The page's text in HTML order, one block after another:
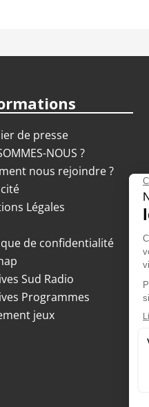
de presse
NOUS ?
nous rejoindre ?
Légales
de confidentialité
Sud Radio
Programmes
jeux